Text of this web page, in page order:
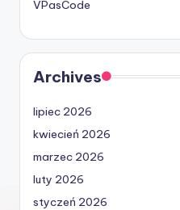
VPasCode
Archives
lipiec 2026
kwiecień 2026
marzec 2026
luty 2026
styczeń 2026